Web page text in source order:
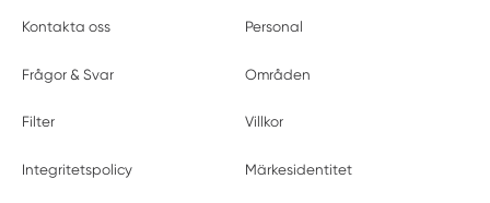
Kontakta oss Personal
Frågor & Svar Områden
Filter Villkor
Integritetspolicy Märkesidentitet